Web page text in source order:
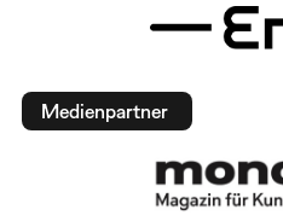
Medienpartner